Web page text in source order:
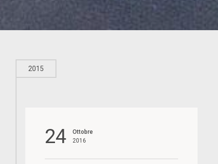
2015
24
Ottobre
2016